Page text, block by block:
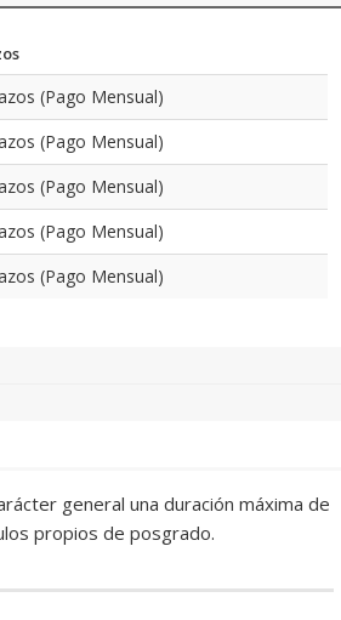
(Pago Mensual)
(Pago Mensual)
(Pago Mensual)
(Pago Mensual)
(Pago Mensual)
general una duración máxima de
propios de posgrado.